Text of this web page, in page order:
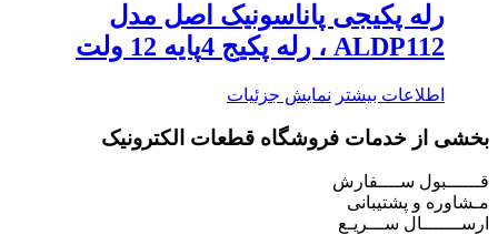
رله پکیجی پاناسونیک اصل مدل
ALDP112 ، رله پکیج 4پایه 12 ولت
اطلاعات بیشتر نمایش جزئیات
بخشی از خدمات فروشگاه قطعات الکترونیک
قــــــبول ســــفارش
مـشاوره و پشتیبانی
ارســـــــال ســـریـع